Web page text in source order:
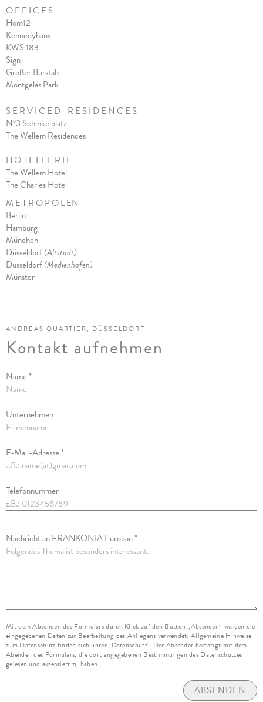
O F F I C E S
Hom12
Kennedyhaus
KWS 183
Sign
Großer Burstah
Montgelas Park
S E R V I C E D - R E S I D E N C E S
N°3 Schinkelplatz
The Wellem Residences
H O T E L L E R I E
The Wellem Hotel
The Charles Hotel
M E T R O P O L EN
Berlin
Hamburg
München
Düsseldorf(Altstadt)
Düsseldorf(Medienhafen)
Münster
ANDREAS QUARTIER, DÜSSELDORF
Kontakt aufnehmen
Name *
Unternehmen
E-Mail-Adresse *
Telefonnummer
Nachricht an FRANKONIA Eurobau *
Mit dem Absenden des Formulars durch Klick auf den Button „Absenden“ werden die
eingegebenen Daten zur Bearbeitung des Anliegens verwendet. Allgemeine Hinweise
zum Datenschutz finden sich unter "Datenschutz". Der Absender bestätigt mit dem
Abenden des Formulars, die dort angegebenen Bestimmungen des Datenschutzes
gelesen und akzeptiert zu haben.
ABSENDEN